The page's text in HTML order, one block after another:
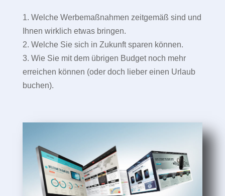
1. Welche Werbemaßnahmen zeitgemäß sind und
Ihnen wirklich etwas bringen.
2. Welche Sie sich in Zukunft sparen können.
3. Wie Sie mit dem übrigen Budget noch mehr
erreichen können (oder doch lieber einen Urlaub
buchen).